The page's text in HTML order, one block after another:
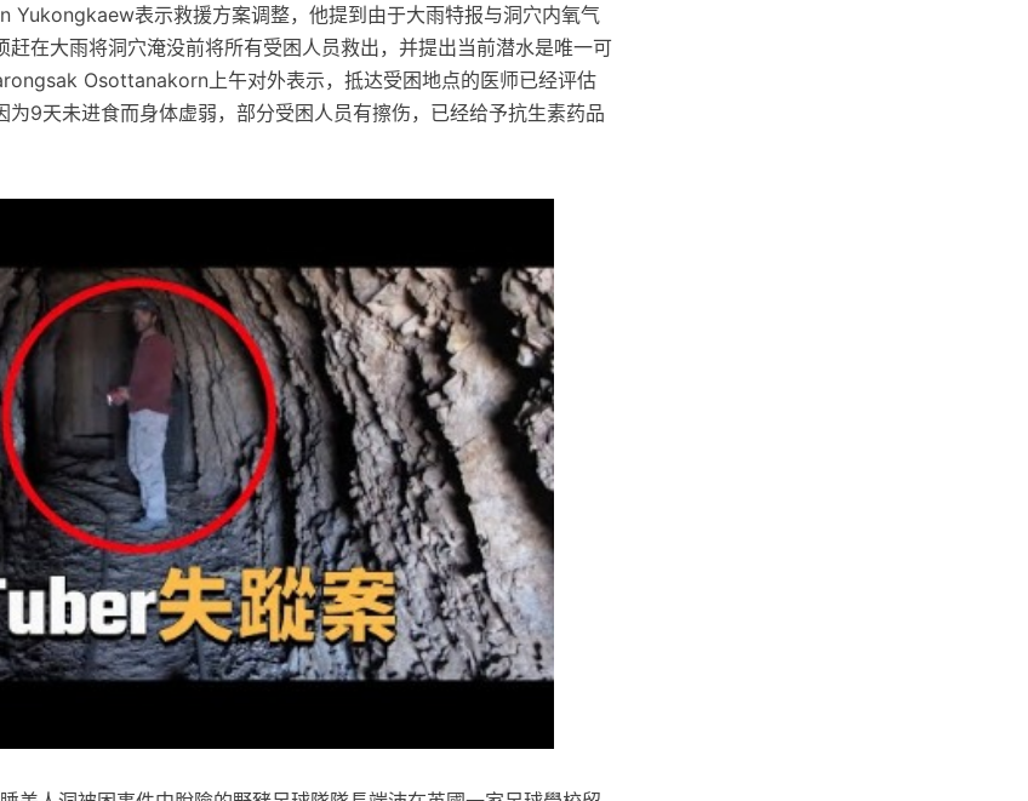
Yukongkaew表示救援方案调整，他提到由于大雨特报与洞穴内氧气
赶在大雨将洞穴淹没前将所有受困人员救出，并提出当前潜水是唯一可
Osottanakorn上午对外表示，抵达受困地点的医师已经评估
为9天未进食而身体虚弱，部分受困人员有擦伤，已经给予抗生素药品